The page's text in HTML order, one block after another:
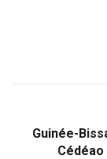
Guinée-